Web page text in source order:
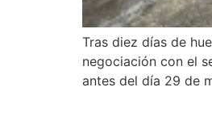
Tras diez días de
negociación con el
antes del día 29 de